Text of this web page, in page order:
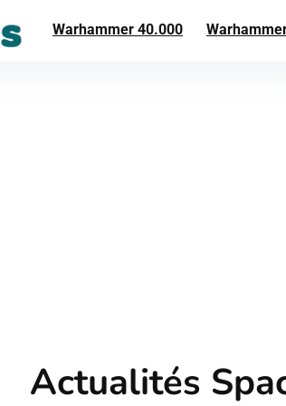
Warhammer 40.000
Actualités